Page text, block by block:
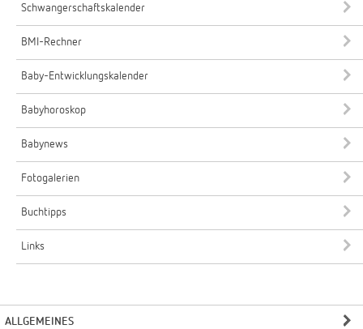
Schwangerschaftskalender
BMI-Rechner
Baby-Entwicklungskalender
Babyhoroskop
Babynews
Fotogalerien
Buchtipps
Links
ALLGEMEINES